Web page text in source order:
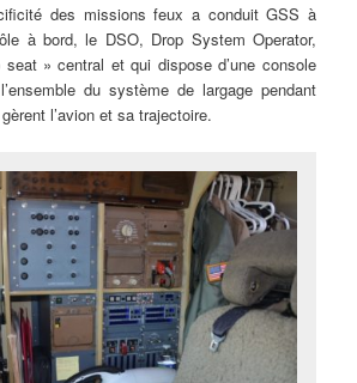
des missions feux a conduit GSS à
à bord, le DSO, Drop System Operator,
» central et qui dispose d’une console
du système de largage pendant
l’avion et sa trajectoire.